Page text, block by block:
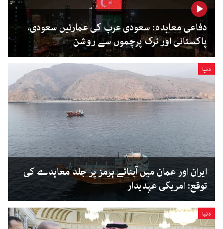
دفاعی معاہدہ: سعودی عرب کی عمارتیں سعودی،
پاکستانی اور ترک پرچموں سے روشن
دنیا
ایران اور عمان میں آبنائے ہرمز پر جلد معاہدے کی
توقع: امریکی عہدیدار
دنیا